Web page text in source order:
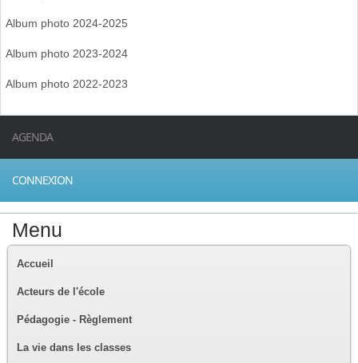
Album photo 2024-2025
Album photo 2023-2024
Album photo 2022-2023
AGENDA
CONNEXION
Menu
Accueil
Acteurs de l'école
Pédagogie - Règlement
La vie dans les classes